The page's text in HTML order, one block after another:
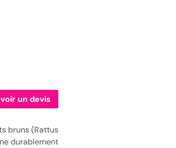
un devis
bruns (Rattus
durablement